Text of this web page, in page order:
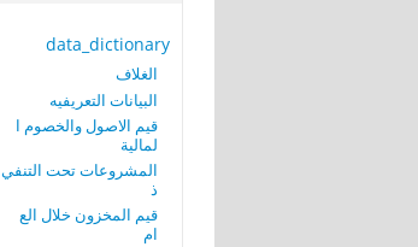
data_dictionary
الغلاف
البيانات التعريفيه
قيم الاصول والخصوم ا
لمالية
المشروعات تحت التنفي
ذ
قيم المخزون خلال الع
ام